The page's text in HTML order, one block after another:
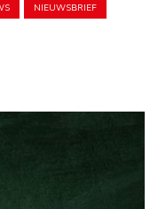
NIEUWSBRIEF